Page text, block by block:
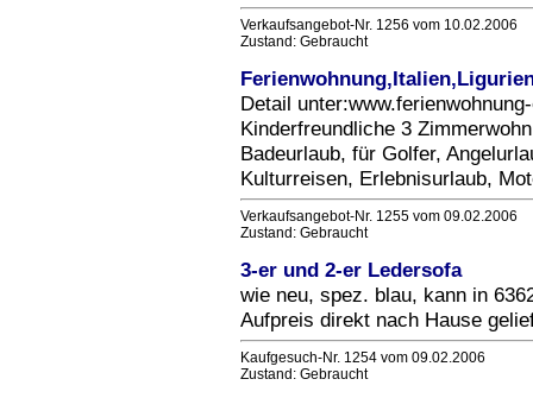
Verkaufsangebot-Nr. 1256 vom 10.02.2006
Zustand: Gebraucht
Detail
Kinderfreundliche 3
Badeurlaub, für Golfer,
Kulturreisen, Erlebnisurlaub,
Verkaufsangebot-Nr. 1255 vom 09.02.2006
Zustand: Gebraucht
3-er und 2-er Ledersofa
wie neu, spez. blau, kann in
Aufpreis direkt nach Hause
Kaufgesuch-Nr. 1254 vom 09.02.2006
Zustand: Gebraucht